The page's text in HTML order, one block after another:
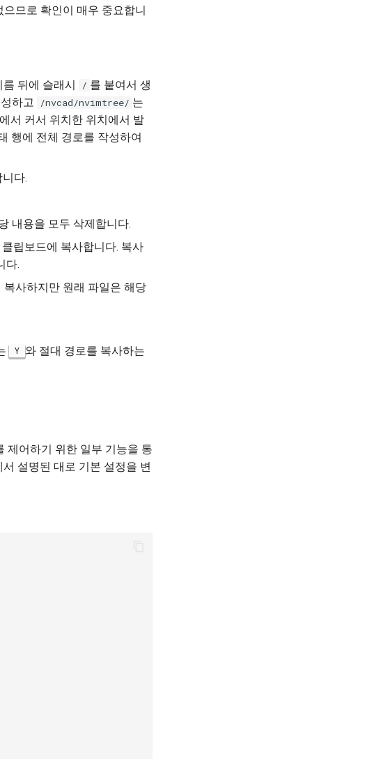
므로 확인이 매우 중요합니
뒤에 슬래시 / 를 붙여서 생
하고 /nvcad/nvimtree/ 는
서 커서 위치한 위치에서 발
행에 전체 경로를 작성하여
다.
내용을 모두 삭제합니다.
립보드에 복사합니다. 복사
다.
사하지만 원래 파일은 해당
Y 와 절대 경로를 복사하는
제어하기 위한 일부 기능을 통
설명된 대로 기본 설정을 변